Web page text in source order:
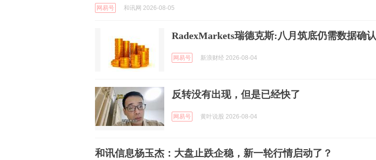
网易号 和讯网 2026-08-05
RadexMarkets瑞德克斯:八月筑底仍需数据确认
网易号 新浪财经 2026-08-04
反转没有出现，但是已经快了
网易号 黄叶说股 2026-08-04
和讯信息杨玉杰：大盘止跌企稳，新一轮行情启动了？